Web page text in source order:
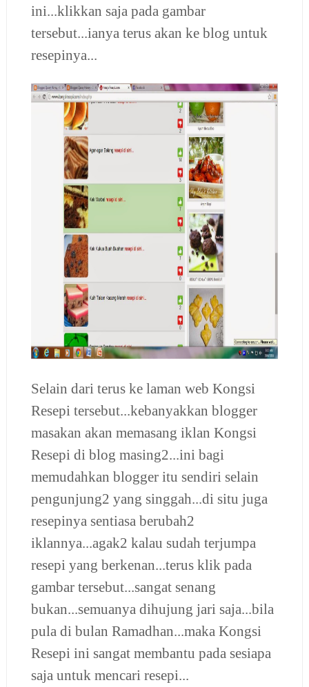
ini...klikkan saja pada gambar
tersebut...ianya terus akan ke blog untuk
resepinya...
Selain dari terus ke laman web Kongsi
Resepi tersebut...kebanyakkan blogger
masakan akan memasang iklan Kongsi
Resepi di blog masing2...ini bagi
memudahkan blogger itu sendiri selain
pengunjung2 yang singgah...di situ juga
resepinya sentiasa berubah2
iklannya...agak2 kalau sudah terjumpa
resepi yang berkenan...terus klik pada
gambar tersebut...sangat senang
bukan...semuanya dihujung jari saja...bila
pula di bulan Ramadhan...maka Kongsi
Resepi ini sangat membantu pada sesiapa
saja untuk mencari resepi...